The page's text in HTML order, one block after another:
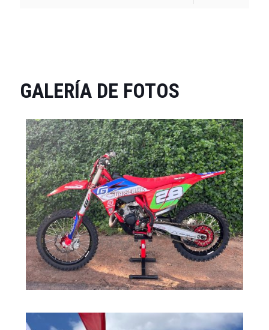
GALERÍA DE FOTOS